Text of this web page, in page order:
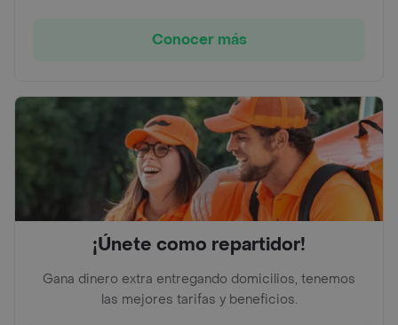
Conocer más
¡Únete como repartidor!
Gana dinero extra entregando domicilios, tenemos
las mejores tarifas y beneficios.